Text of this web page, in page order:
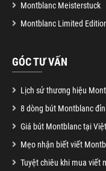
Montblanc Meisterstuck
Montblanc Limited
GÓC TƯ VẤN
Lịch sử thương hiệu
8 dòng bút Montblanc
Giá bút Montblanc tại
Mẹo nhận biết viết
Tuyệt chiêu khi mua viết